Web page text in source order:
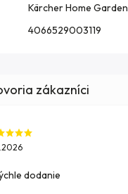
Kärcher Home Garden
4066529003119
dodanie